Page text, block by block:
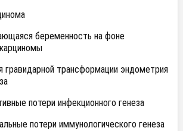
беременность на фоне
гравидарной трансформации эндометрия
потери инфекционного генеза
потери иммунологического генеза